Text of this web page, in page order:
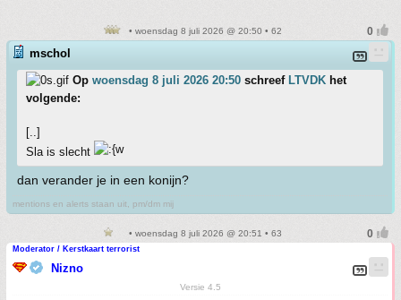
• woensdag 8 juli 2026 @ 20:50 • 62
mschol
Op woensdag 8 juli 2026 20:50 schreef LTVDK het
volgende:
[..]
Sla is slecht
dan verander je in een konijn?
mentions en alerts staan uit, pm/dm mij
• woensdag 8 juli 2026 @ 20:51 • 63
Moderator / Kerstkaart terrorist
Nizno
Versie 4.5